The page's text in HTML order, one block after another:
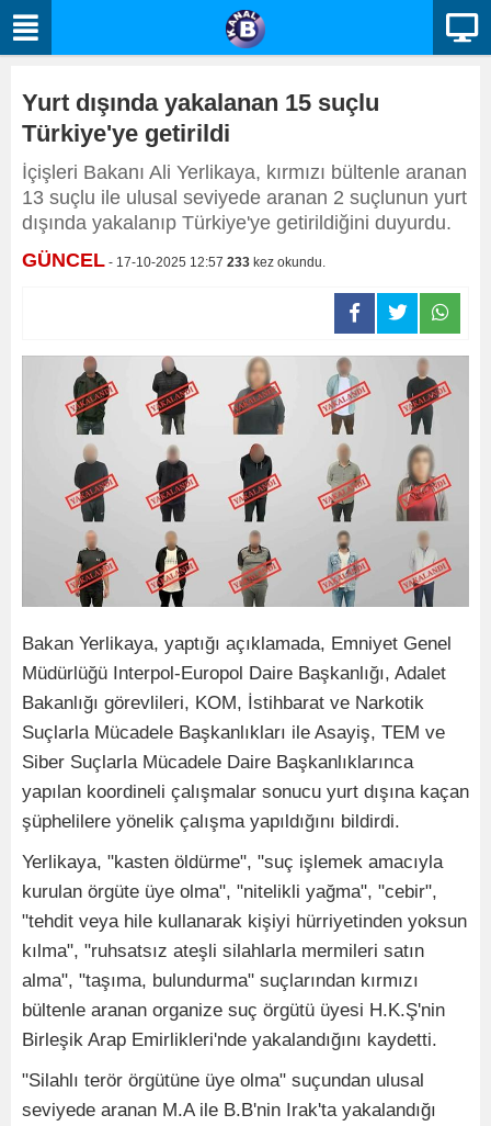
Yurt dışında yakalanan 15 suçlu
Türkiye'ye getirildi
İçişleri Bakanı Ali Yerlikaya, kırmızı bültenle aranan
13 suçlu ile ulusal seviyede aranan 2 suçlunun yurt
dışında yakalanıp Türkiye'ye getirildiğini duyurdu.
GÜNCEL - 17-10-2025 12:57 233 kez okundu.
Bakan Yerlikaya, yaptığı açıklamada, Emniyet Genel
Müdürlüğü Interpol-Europol Daire Başkanlığı, Adalet
Bakanlığı görevlileri, KOM, İstihbarat ve Narkotik
Suçlarla Mücadele Başkanlıkları ile Asayiş, TEM ve
Siber Suçlarla Mücadele Daire Başkanlıklarınca
yapılan koordineli çalışmalar sonucu yurt dışına kaçan
şüphelilere yönelik çalışma yapıldığını bildirdi.
Yerlikaya, "kasten öldürme", "suç işlemek amacıyla
kurulan örgüte üye olma", "nitelikli yağma", "cebir",
"tehdit veya hile kullanarak kişiyi hürriyetinden yoksun
kılma", "ruhsatsız ateşli silahlarla mermileri satın
alma", "taşıma, bulundurma" suçlarından kırmızı
bültenle aranan organize suç örgütü üyesi H.K.Ş'nin
Birleşik Arap Emirlikleri'nde yakalandığını kaydetti.
"Silahlı terör örgütüne üye olma" suçundan ulusal
seviyede aranan M.A ile B.B'nin Irak'ta yakalandığı